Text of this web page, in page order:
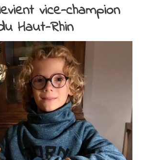
vice-champion
Haut-Rhin